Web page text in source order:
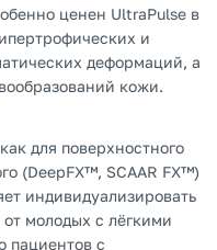
ценен UltraPulse в
и
деформаций, а
кожи.
для поверхностного
(DeepFX™, SCAAR FX™)
индивидуализировать
молодых с лёгкими
пациентов с